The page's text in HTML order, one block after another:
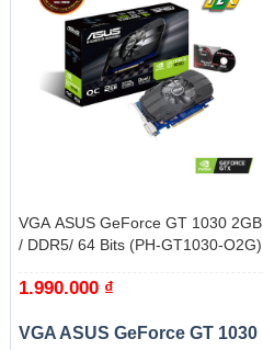
VGA ASUS GeForce GT 1030 2GB
/ DDR5/ 64 Bits (PH-GT1030-O2G)
1.990.000 ₫
VGA ASUS GeForce GT 1030